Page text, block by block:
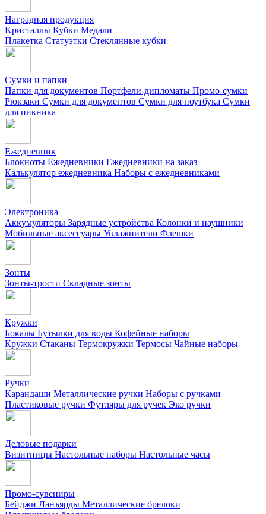
Наградная продукция
Kристаллы Кубки Медали
Плакетка Статуэтки Стеклянные кубки
Сумки и папки
Папки для документов Портфели-дипломаты Промо-сумки
Рюкзаки Сумки для документов Сумки для ноутбука Сумки
для пикника
Ежедневник
Блокноты Ежедневники Ежедневники на заказ
Калькулятор ежедневника Наборы с ежедневниками
Электроника
Аккумуляторы Зарядные устройства Колонки и наушники
Мобильные аксессуары Увлажнители Флешки
Зонты
Зонты-трости Складные зонты
Кружки
Бокалы Бутылки для воды Кофейные наборы
Кружки Стаканы Термокружки Термосы Чайные наборы
Ручки
Карандаши Металлические ручки Наборы с ручками
Пластиковые ручки Футляры для ручек Эко ручки
Деловые подарки
Визитницы Настольные наборы Настольные часы
Промо-сувениры
Бейджи Ланъярды Металлические брелоки